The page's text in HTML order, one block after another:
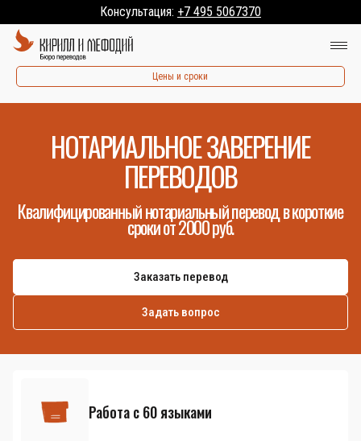
Консультация: +7 495 5067370
Цены и сроки
НОТАРИАЛЬНОЕ ЗАВЕРЕНИЕ
ПЕРЕВОДОВ
Квалифицированный нотариальный перевод в короткие
сроки от 2000 руб.
Заказать перевод
Задать вопрос
Работа с 60 языками